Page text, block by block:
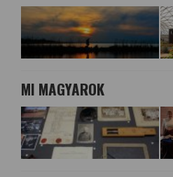
MI MAGYAROK